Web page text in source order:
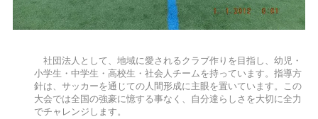
社団法人として、地域に愛されるクラブ作りを目指し、幼児・
小学生・中学生・高校生・社会人チームを持っています。指導方
針は、サッカーを通じての人間形成に主眼を置いています。この
大会では全国の強豪に憶する事なく、自分達らしさを大切に全力
でチャレンジします。